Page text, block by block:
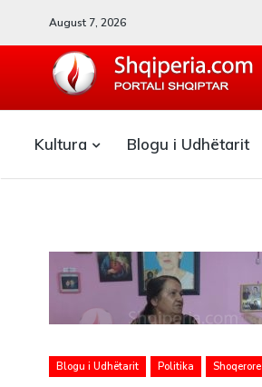
August 7, 2026
Kultura Blogu i Udhëtarit
Blogu i Udhëtarit Politika Shoqerore